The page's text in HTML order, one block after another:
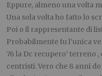
Eppure, almeno una volta
Una sola volta ho fatto lo
Poi o il rappresentante di
Probabilmente fu l’unica
76 la Dc recupero’ terreno
centristi. Vero che 8 anni